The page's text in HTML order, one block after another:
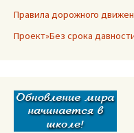
Правила дорожного
Проект»Без срока